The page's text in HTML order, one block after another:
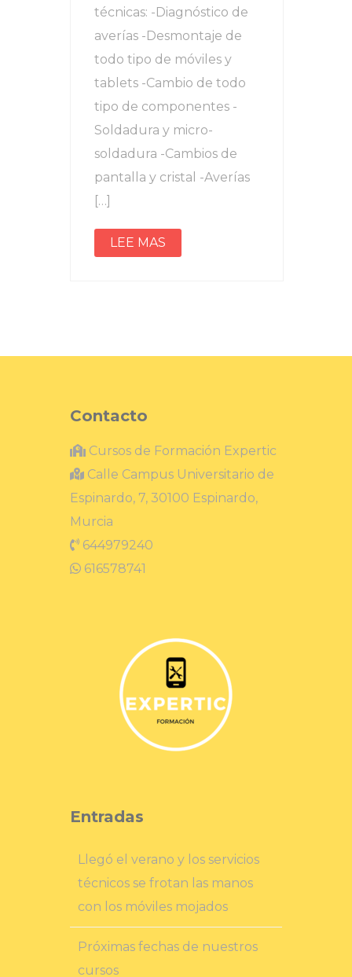
técnicas: -Diagnóstico de
averías -Desmontaje de
todo tipo de móviles y
tablets -Cambio de todo
tipo de componentes -
Soldadura y micro-
soldadura -Cambios de
pantalla y cristal -Averías
[…]
LEE MAS
Contacto
Cursos de Formación Expertic
Calle Campus Universitario de
Espinardo, 7, 30100 Espinardo,
Murcia
644979240
616578741
Entradas
Llegó el verano y los servicios
técnicos se frotan las manos
con los móviles mojados
Próximas fechas de nuestros
cursos